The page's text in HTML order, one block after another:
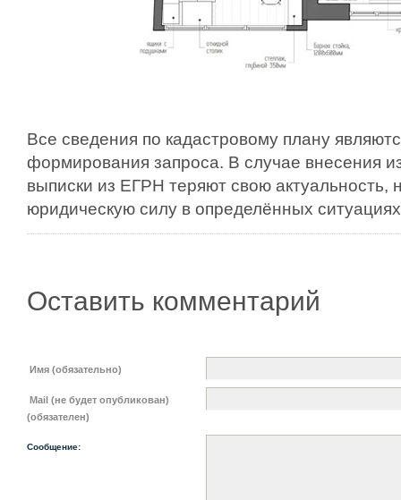
Все сведения по кадастровому плану
формирования запроса. В случае внесения
выписки из ЕГРН теряют свою актуальность,
юридическую силу в определённых
Оставить комментарий
Имя (обязательно)
Mail (не будет опубликован)
(обязателен)
Сообщение: